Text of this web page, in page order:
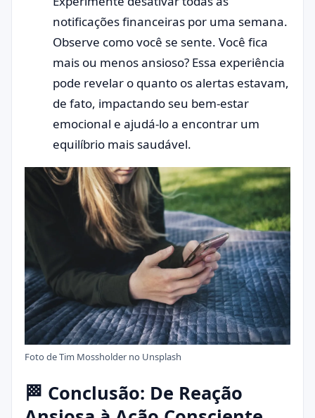
notificações financeiras por uma semana.
Observe como você se sente. Você fica
mais ou menos ansioso? Essa experiência
pode revelar o quanto os alertas estavam,
de fato, impactando seu bem-estar
emocional e ajudá-lo a encontrar um
equilíbrio mais saudável.
Foto deTim Mossholder no Unsplash
🏁 Conclusão: De Reação